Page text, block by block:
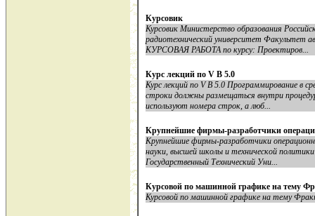
Курсовик
Курсовик Министерство образования
радиотехнический университет Факультет
КУРСОВАЯ РАБОТА по курсу: Проектиров...
Курс лекций по V B 5.0
Курс лекций по V B 5.0 Программирование в
строки должны размещаться внутри
используют номера строк, а люб...
Крупнейшие фирмы-разработчики
Крупнейшие фирмы-разработчики
науки, высшей школы и технической
Государственный Технический Уни...
Курсовой по машинной графике на тему
Курсовой по машинной графике на тему